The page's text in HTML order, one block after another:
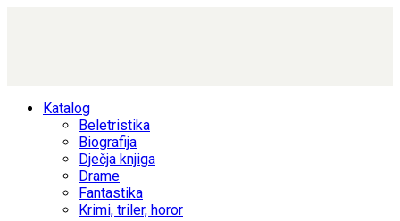
Katalog
Beletristika
Biografija
Dječja knjiga
Drame
Fantastika
Krimi, triler, horor